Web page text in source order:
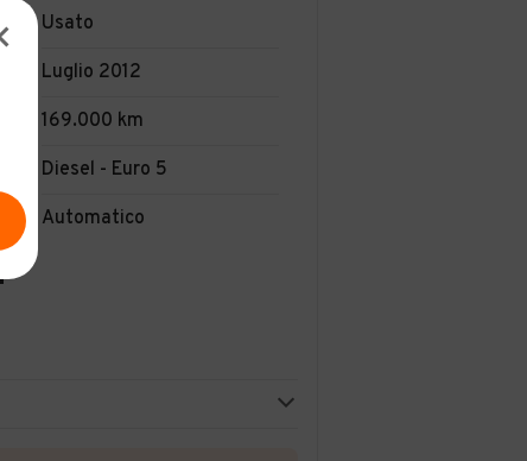
Usato
Luglio 2012
169.000 km
Diesel - Euro 5
Automatico